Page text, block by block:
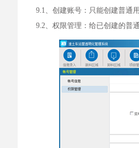
9.1、创建账号：只能创建普通
9.2、权限管理：给已创建的普